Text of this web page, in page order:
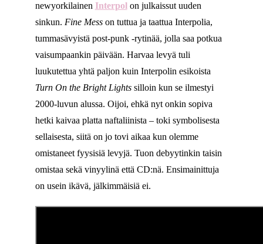
newyorkilainen Interpolon julkaissut uuden
sinkun. Fine Messon tuttua ja taattua Interpolia,
tummasävyistä post-punk -rytinää, jolla saa potkua
vaisumpaankin päivään. Harvaa levyä tuli
luukutettua yhtä paljon kuin Interpolin esikoista
Turn On the Bright Lightssilloin kun se ilmestyi
2000-luvun alussa. Oijoi, ehkä nyt onkin sopiva
hetki kaivaa platta naftaliinista – toki symbolisesta
sellaisesta, siitä on jo tovi aikaa kun olemme
omistaneet fyysisiä levyjä. Tuon debyytinkin taisin
omistaa sekä vinyylinä että CD:nä. Ensimainittuja
on usein ikävä, jälkimmäisiä ei.